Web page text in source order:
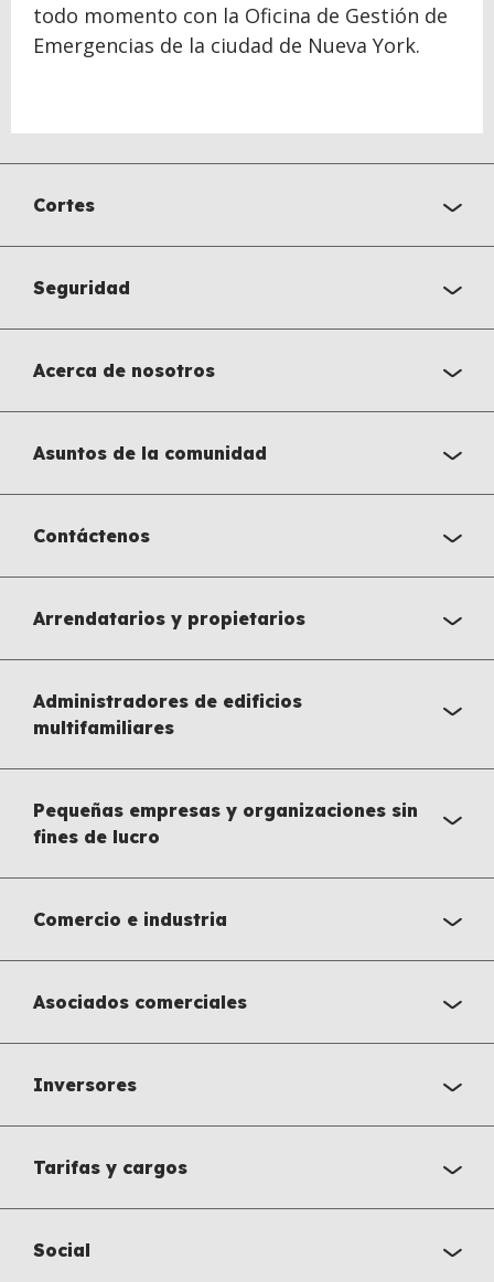
todo momento con la Oficina de Gestión de
Emergencias de la ciudad de Nueva York.
Cortes
Seguridad
Acerca de nosotros
Asuntos de la comunidad
Contáctenos
Arrendatarios y propietarios
Administradores de edificios
multifamiliares
Pequeñas empresas y organizaciones sin
fines de lucro
Comercio e industria
Asociados comerciales
Inversores
Tarifas y cargos
Social